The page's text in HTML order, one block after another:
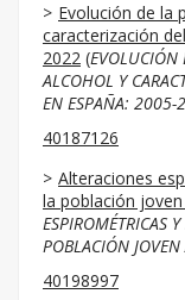
Evolución de la
caracterización
2022 (EVOLUCIÓN
ALCOHOL Y
EN ESPAÑA: 2005-
40187126
Alteraciones
la población
ESPIROMÉTRICAS
POBLACIÓN
40198997